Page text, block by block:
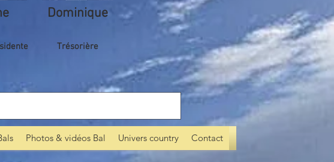
Dominique
Trésorière
Photos & vidéos Bal Univers country Contact